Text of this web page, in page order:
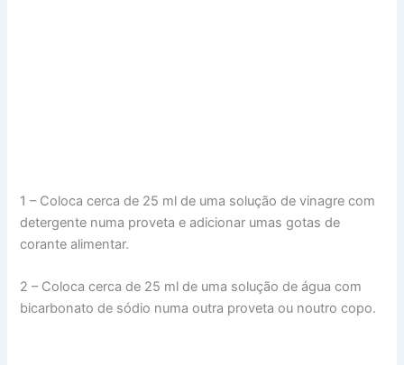
1 – Coloca cerca de 25 ml de uma solução de vinagre com
detergente numa proveta e adicionar umas gotas de
corante alimentar.
2 – Coloca cerca de 25 ml de uma solução de água com
bicarbonato de sódio numa outra proveta ou noutro copo.